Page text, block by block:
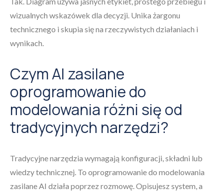
wizualnych wskazówek dla decyzji. Unika żargonu
technicznego i skupia się na rzeczywistych działaniach i
wynikach.
Czym AI zasilane
oprogramowanie do
modelowania różni się od
tradycyjnych narzędzi?
Tradycyjne narzędzia wymagają konfiguracji, składni lub
wiedzy technicznej. To oprogramowanie do modelowania
zasilane AI działa poprzez rozmowę. Opisujesz system, a